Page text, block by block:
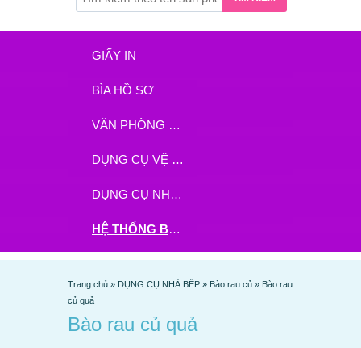
GIẤY IN
BÌA HỒ SƠ
VĂN PHÒNG PHẨM
DỤNG CỤ VỆ SINH
DỤNG CỤ NHÀ BẾP
HỆ THỐNG BHX - TGDĐ ĐẶT HÀNG TẠI ĐÂY
Trang chủ » DỤNG CỤ NHÀ BẾP » Bào rau củ » Bào rau
củ quả
Bào rau củ quả